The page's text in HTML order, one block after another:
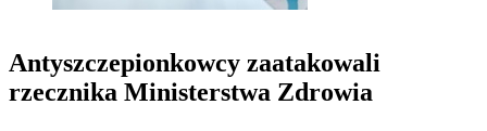
Antyszczepionkowcy zaatakowali
rzecznika Ministerstwa Zdrowia